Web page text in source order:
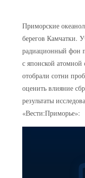
Приморские
берегов Камчатки.
радиационный фон
с японской
отобрали сотни
оценить влияние
результаты
«Вести:Приморье»: